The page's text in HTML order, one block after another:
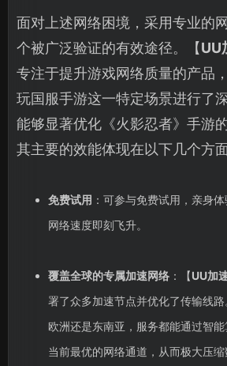
面对上述网络困境，采用专业的
个被广泛验证的有效途径。【UU
专注于提升游戏网络质量的产品
玩国服手游这一特定场景进行了
能够显著优化《火影忍者》手游
其主要的效能体现在以下几个方面
免费试用 ：可参与免费试用，亲身
网络速度即刻飞升。
覆盖全球的专属加速网络：【UU加
署了众多加速节点并优化了传输线路
欧洲还是东南亚，服务都能通过智
当前最优的网络通道，从而极大压